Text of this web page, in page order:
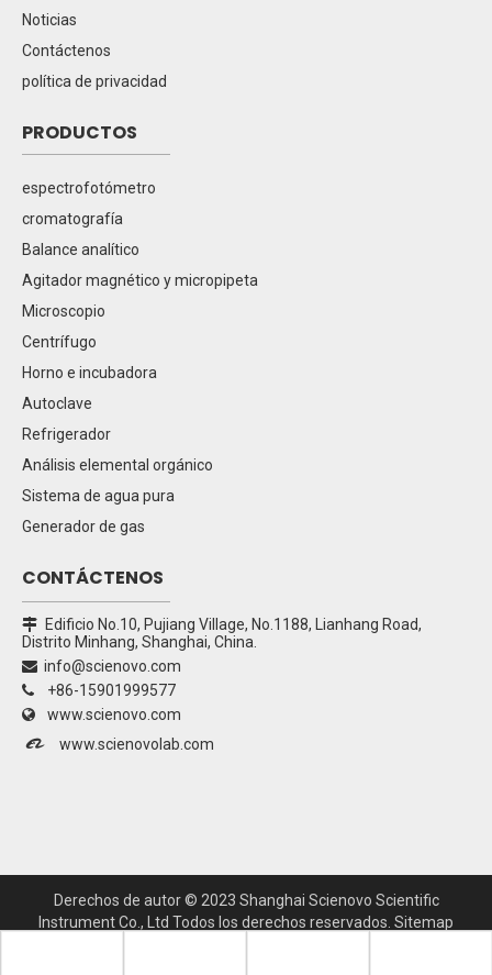
Noticias
Contáctenos
política de privacidad
PRODUCTOS
espectrofotómetro
cromatografía
Balance analítico
Agitador magnético y micropipeta
Microscopio
Centrífugo
Horno e incubadora
Autoclave
Refrigerador
Análisis elemental orgánico
Sistema de agua pura
Generador de gas
CONTÁCTENOS

Edificio No.10, Pujiang Village, No.1188, Lianhang Road,
Distrito Minhang, Shanghai, China.
 info@scienovo.com
 +86-15901999577
 www.scienovo.com
 www.scienovolab.com
Derechos de autor © 2023 Shanghai Scienovo Scientific
Instrument Co., Ltd Todos los derechos reservados. Sitemap